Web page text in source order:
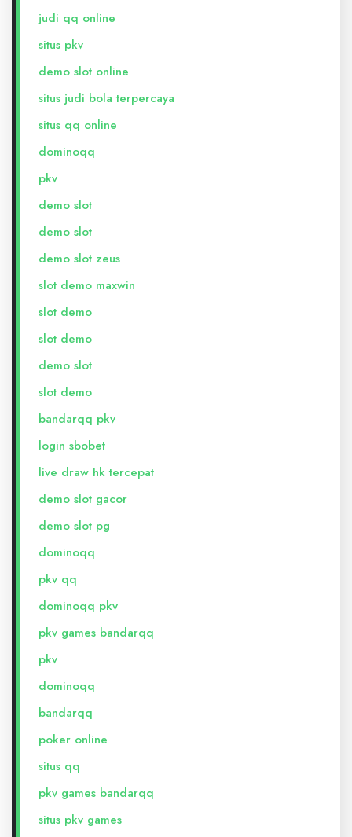
judi qq online
situs pkv
demo slot online
situs judi bola terpercaya
situs qq online
dominoqq
pkv
demo slot
demo slot
demo slot zeus
slot demo maxwin
slot demo
slot demo
demo slot
slot demo
bandarqq pkv
login sbobet
live draw hk tercepat
demo slot gacor
demo slot pg
dominoqq
pkv qq
dominoqq pkv
pkv games bandarqq
pkv
dominoqq
bandarqq
poker online
situs qq
pkv games bandarqq
situs pkv games